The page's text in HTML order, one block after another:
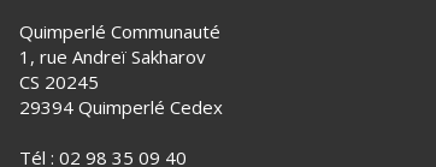
Quimperlé Communauté
1, rue Andreï Sakharov
CS 20245
29394 Quimperlé Cedex
Tél : 02 98 35 09 40